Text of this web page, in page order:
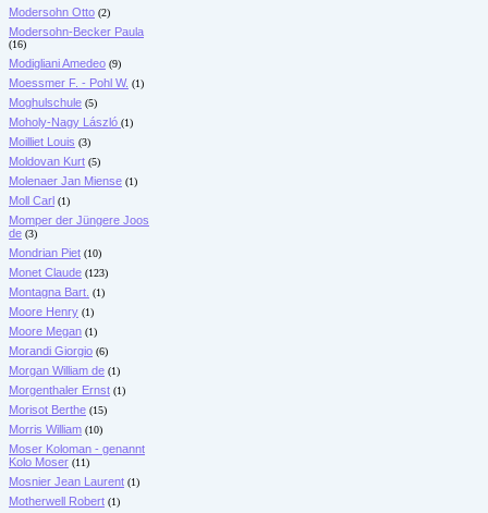
Modersohn Otto (2)
Modersohn-Becker Paula
(16)
Modigliani Amedeo (9)
Moessmer F. - Pohl W. (1)
Moghulschule (5)
Moholy-Nagy László (1)
Moilliet Louis (3)
Moldovan Kurt (5)
Molenaer Jan Miense (1)
Moll Carl (1)
Momper der Jüngere Joos
de (3)
Mondrian Piet (10)
Monet Claude (123)
Montagna Bart. (1)
Moore Henry (1)
Moore Megan (1)
Morandi Giorgio (6)
Morgan William de (1)
Morgenthaler Ernst (1)
Morisot Berthe (15)
Morris William (10)
Moser Koloman - genannt
Kolo Moser (11)
Mosnier Jean Laurent (1)
Motherwell Robert (1)